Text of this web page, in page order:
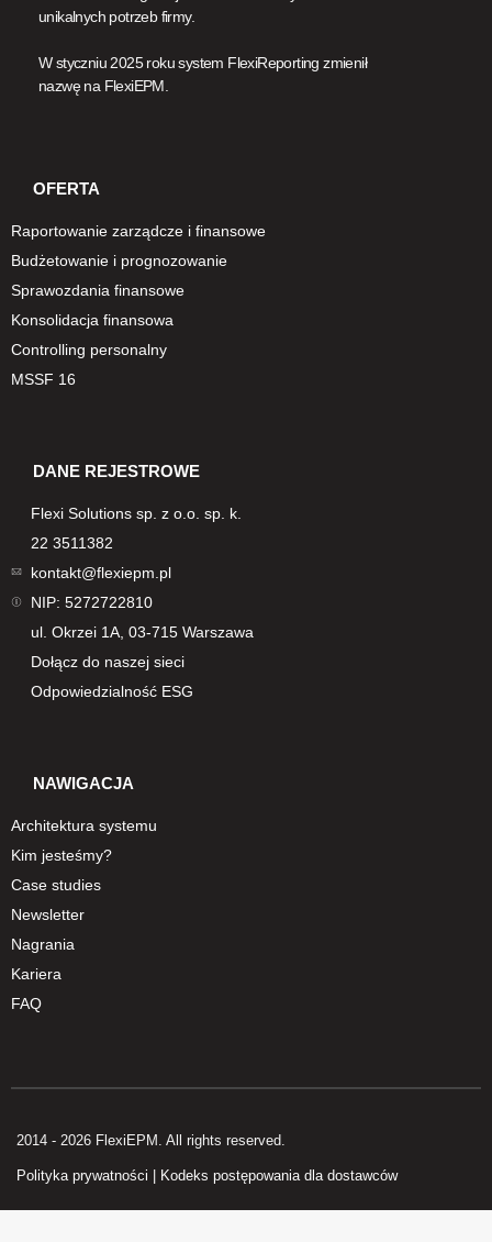
unikalnych potrzeb firmy.
W styczniu 2025 roku system FlexiReporting zmienił
nazwę na FlexiEPM.
OFERTA
Raportowanie zarządcze i finansowe
Budżetowanie i prognozowanie
Sprawozdania finansowe
Konsolidacja finansowa
Controlling personalny
MSSF 16
DANE REJESTROWE
Flexi Solutions sp. z o.o. sp. k.
22 3511382
kontakt@flexiepm.pl
NIP: 5272722810
ul. Okrzei 1A, 03-715 Warszawa
Dołącz do naszej sieci
Odpowiedzialność ESG
NAWIGACJA
Architektura systemu
Kim jesteśmy?
Case studies
Newsletter
Nagrania
Kariera
FAQ
2014 - 2026 FlexiEPM. All rights reserved.
Polityka prywatności Kodeks postępowania dla dostawców